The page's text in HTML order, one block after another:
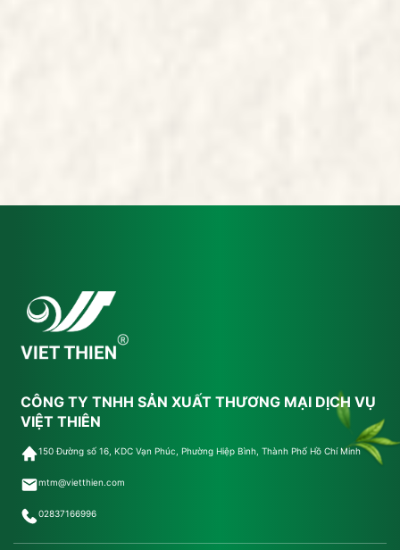
CÔNG TY TNHH SẢN XUẤT THƯƠNG MẠI DỊCH VỤ
VIỆT THIÊN
150 Đường số 16, KDC Vạn Phúc, Phường Hiệp Bình, Thành Phố Hồ Chí Minh
mtm@vietthien.com
02837166996